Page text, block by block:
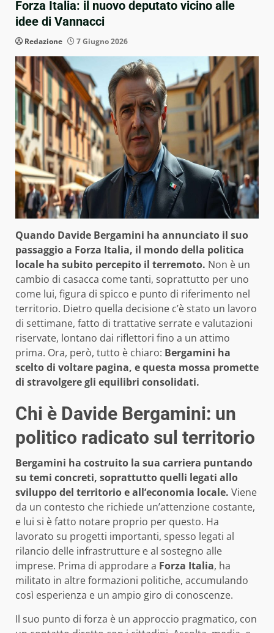
Forza Italia: il nuovo deputato vicino alle
idee di Vannacci
Redazione 7 Giugno 2026
Quando Davide Bergamini ha annunciato il suo
passaggio a Forza Italia, il mondo della politica
locale ha subito percepito il terremoto. Non è un
cambio di casacca come tanti, soprattutto per uno
come lui, figura di spicco e punto di riferimento nel
territorio. Dietro quella decisione c’è stato un lavoro
di settimane, fatto di trattative serrate e valutazioni
riservate, lontano dai riflettori fino a un attimo
prima. Ora, però, tutto è chiaro: Bergamini ha
scelto di voltare pagina, e questa mossa promette
di stravolgere gli equilibri consolidati.
Chi è Davide Bergamini: un
politico radicato sul territorio
Bergamini ha costruito la sua carriera puntando
su temi concreti, soprattutto quelli legati allo
sviluppo del territorio e all’economia locale. Viene
da un contesto che richiede un’attenzione costante,
e lui si è fatto notare proprio per questo. Ha
lavorato su progetti importanti, spesso legati al
rilancio delle infrastrutture e al sostegno alle
imprese. Prima di approdare a Forza Italia, ha
militato in altre formazioni politiche, accumulando
così esperienza e un ampio giro di conoscenze.
Il suo punto di forza è un approccio pragmatico, con